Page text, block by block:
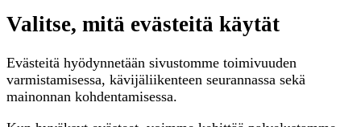
Valitse, mitä evästeitä käytät
Evästeitä hyödynnetään sivustomme toimivuuden
varmistamisessa, kävijäliikenteen seurannassa sekä
mainonnan kohdentamisessa.